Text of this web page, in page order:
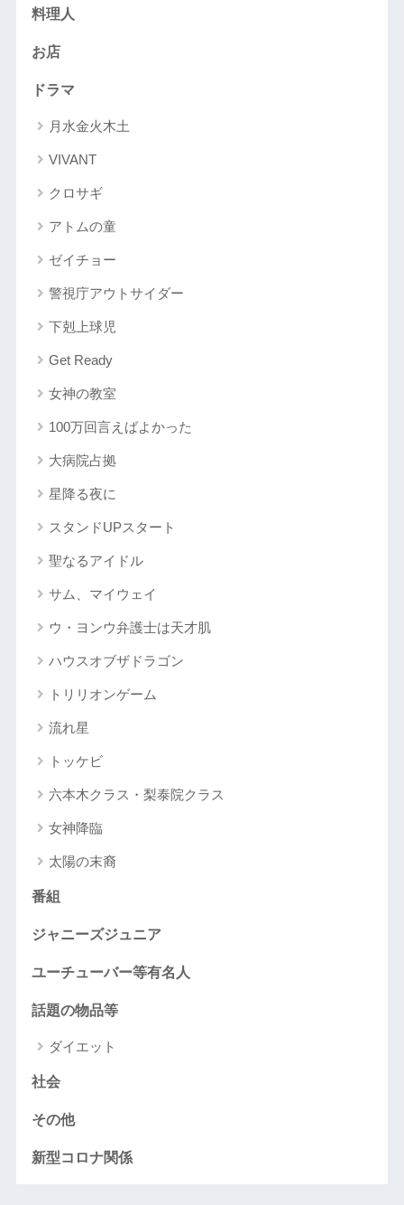
料理人
お店
ドラマ
月水金火木土
VIVANT
クロサギ
アトムの童
ゼイチョー
警視庁アウトサイダー
下剋上球児
Get Ready
女神の教室
100万回言えばよかった
大病院占拠
星降る夜に
スタンドUPスタート
聖なるアイドル
サム、マイウェイ
ウ・ヨンウ弁護士は天才肌
ハウスオブザドラゴン
トリリオンゲーム
流れ星
トッケビ
六本木クラス・梨泰院クラス
女神降臨
太陽の末裔
番組
ジャニーズジュニア
ユーチューバー等有名人
話題の物品等
ダイエット
社会
その他
新型コロナ関係